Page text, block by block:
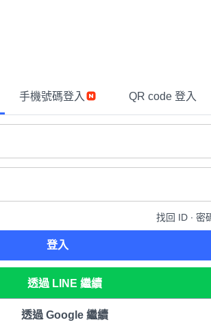
手機號碼登入 QR code 登入
找回 ID ∙ 密
登入
透過 LINE 繼續
透過 Google 繼續